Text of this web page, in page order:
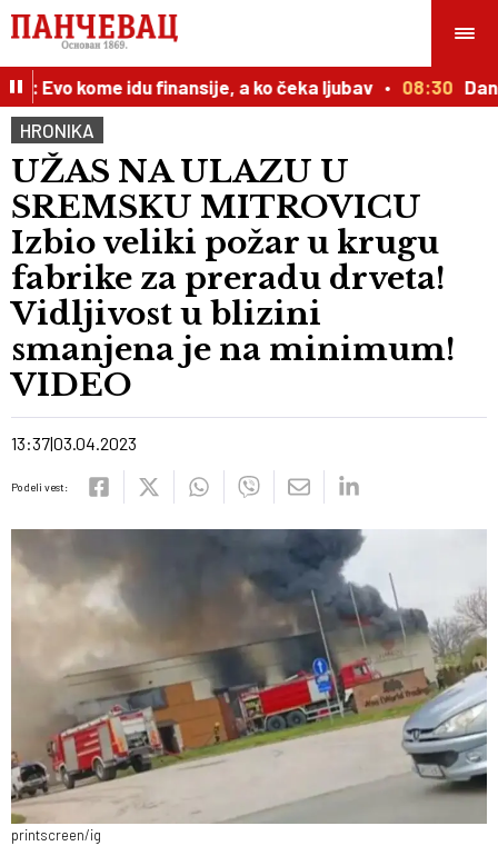
Evo kome idu finansije, a ko čeka ljubav 08:30 Danas
HRONIKA
UŽAS NA ULAZU U
SREMSKU MITROVICU
Izbio veliki požar u krugu
fabrike za preradu drveta!
Vidljivost u blizini
smanjena je na minimum!
VIDEO
13:3703.04.2023
Podeli vest:
printscreen/ig